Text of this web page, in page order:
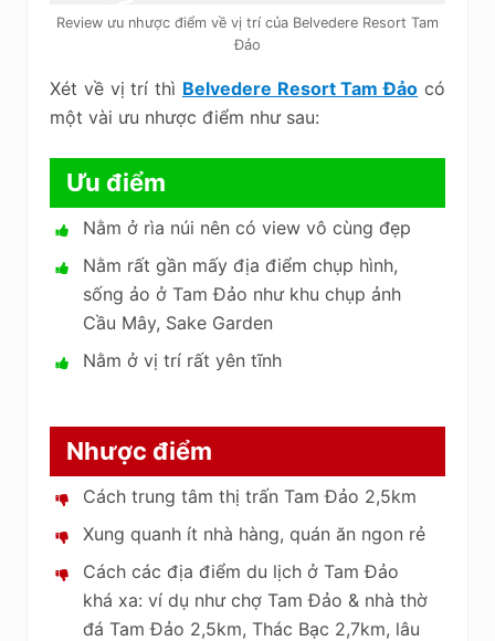
Review ưu nhược điểm về vị trí của Belvedere Resort Tam
Đảo
Xét về vị trí thì Belvedere Resort Tam Đảo có
một vài ưu nhược điểm như sau:
Ưu điểm
Nằm ở rìa núi nên có view vô cùng đẹp
Nằm rất gần mấy địa điểm chụp hình,
sống ảo ở Tam Đảo như khu chụp ảnh
Cầu Mây, Sake Garden
Nằm ở vị trí rất yên tĩnh
Nhược điểm
Cách trung tâm thị trấn Tam Đảo 2,5km
Xung quanh ít nhà hàng, quán ăn ngon rẻ
Cách các địa điểm du lịch ở Tam Đảo
khá xa: ví dụ như chợ Tam Đảo & nhà thờ
đá Tam Đảo 2,5km, Thác Bạc 2,7km, lâu